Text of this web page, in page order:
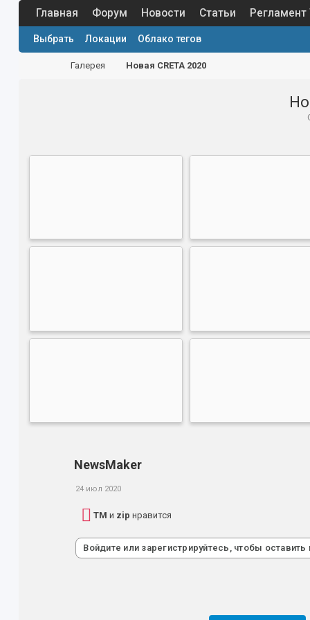
Главная Форум Новости Статьи Регламент
Выбрать Локации Облако тегов
Галерея Новая CRETA 2020
NewsMaker
24 июл 2020
TM и zip нравится
Войдите или зарегистрируйтесь, чтобы